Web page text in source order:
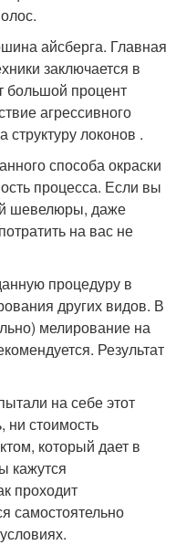
айсберга. Главная
заключается в
большой процент
агрессивного
локонов .
способа окраски
процесса. Если вы
шевелюры, даже
на вас не
процедуру в
других видов. В
мелирование на
Результат
на себе этот
ни стоимость
который дает в
кажутся
проходит
самостоятельно